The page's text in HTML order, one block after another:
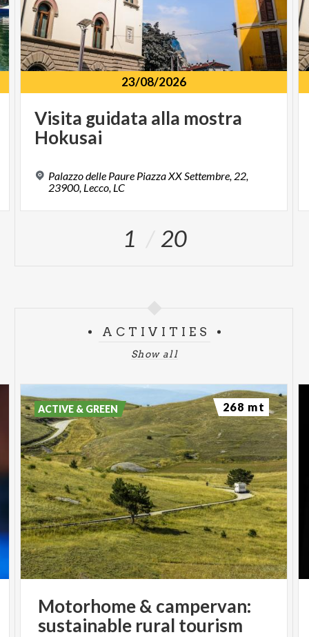
23/08/2026
Visita guidata alla mostra
Hokusai
Palazzo delle Paure Piazza XX Settembre, 22,
23900, Lecco, LC
1 20
ACTIVITIES
Show all
Motorhome& campervan:
sustainable rural tourism
ACTIVE & GREEN 268 mt